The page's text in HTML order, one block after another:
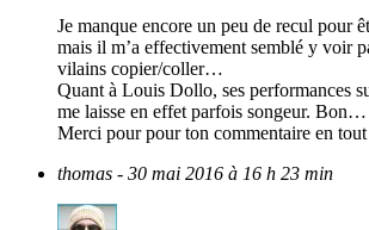
Je manque encore un peu de recul pour
mais il m’a effectivement semblé y voir
vilains copier/coller…
Quant à Louis Dollo, ses performances
me laisse en effet parfois songeur.
Merci pour pour ton commentaire en tout
thomas - 30 mai 2016 à 16 h 23 min